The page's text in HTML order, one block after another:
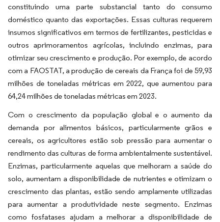
constituindo uma parte substancial tanto do consumo
doméstico quanto das exportações. Essas culturas requerem
insumos significativos em termos de fertilizantes, pesticidas e
outros aprimoramentos agrícolas, incluindo enzimas, para
otimizar seu crescimento e produção. Por exemplo, de acordo
com a FAOSTAT, a produção de cereais da França foi de 59,93
milhões de toneladas métricas em 2022, que aumentou para
64,24 milhões de toneladas métricas em 2023.
Com o crescimento da população global e o aumento da
demanda por alimentos básicos, particularmente grãos e
cereais, os agricultores estão sob pressão para aumentar o
rendimento das culturas de forma ambientalmente sustentável.
Enzimas, particularmente aquelas que melhoram a saúde do
solo, aumentam a disponibilidade de nutrientes e otimizam o
crescimento das plantas, estão sendo amplamente utilizadas
para aumentar a produtividade neste segmento. Enzimas
como fosfatases ajudam a melhorar a disponibilidade de